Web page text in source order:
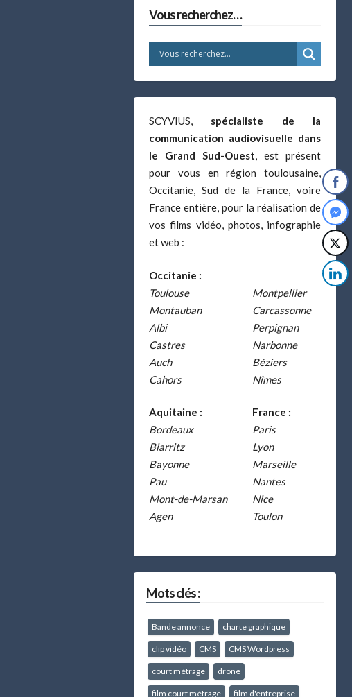
Vous recherchez…
SCYVIUS, spécialiste de la
communication audiovisuelle dans
le Grand Sud-Ouest, est présent
pour vous en région toulousaine,
Occitanie, Sud de la France, voire
France entière, pour la réalisation de
vos films vidéo, photos, infographie
et web :
Occitanie :
Toulouse
Montauban
Albi
Castres
Auch
Cahors
Montpellier
Carcassonne
Perpignan
Narbonne
Béziers
Nîmes
Aquitaine :
Bordeaux
Biarritz
Bayonne
Pau
Mont-de-Marsan
Agen
France :
Paris
Lyon
Marseille
Nantes
Nice
Toulon
Mots clés :
Bande annonce charte graphique
clip vidéo CMS CMS Wordpress
court métrage drone
film court métrage film d'entreprise